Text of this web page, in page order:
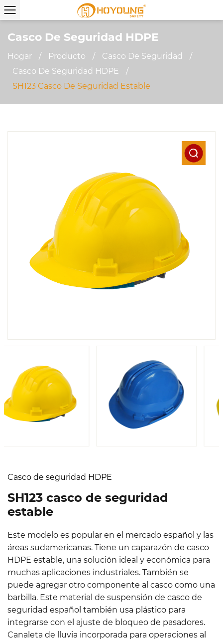
Casco De Seguridad HDPE
Hogar / Producto / Casco De Seguridad
/
Casco De Seguridad HDPE
/
SH123 Casco De Seguridad Estable
Casco de seguridad HDPE
SH123 casco de seguridad
estable
Este modelo es popular en el mercado español y las
áreas sudamericanas. Tiene un caparazón de casco
HDPE estable, una solución ideal y económica para
muchas aplicaciones industriales. También se
puede agregar otro componente al casco como una
barbilla. Este material de suspensión de casco de
seguridad español también usa plástico para
integrarse con el ajuste de bloqueo de pasadores.
Canaleta de lluvia incorporada para operaciones al